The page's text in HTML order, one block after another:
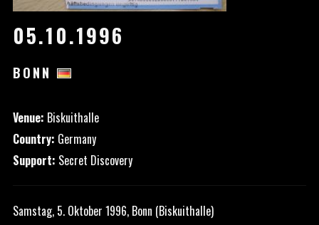
05.10.1996
BONN
Venue: Biskuithalle
Country: Germany
Support: Secret Discovery
Samstag, 5. Oktober 1996, Bonn (Biskuithalle)